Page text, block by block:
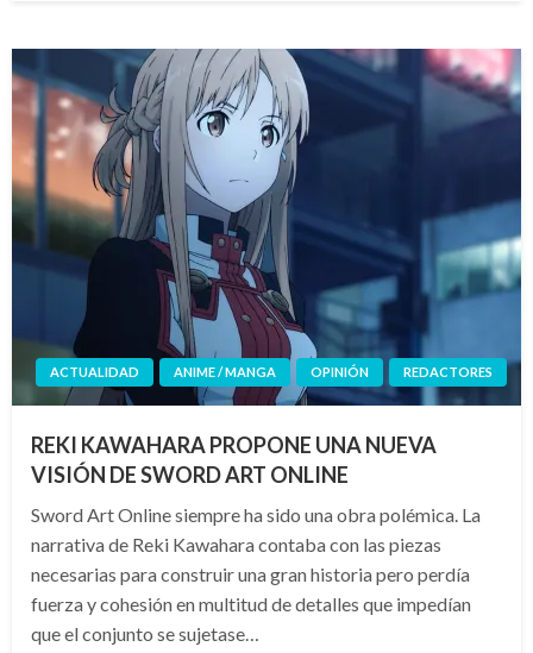
ACTUALIDAD ANIME / MANGA OPINIÓN REDACTORES
REKI KAWAHARA PROPONE UNA NUEVA
VISIÓN DE SWORD ART ONLINE
Sword Art Online siempre ha sido una obra polémica. La
narrativa de Reki Kawahara contaba con las piezas
necesarias para construir una gran historia pero perdía
fuerza y cohesión en multitud de detalles que impedían
que el conjunto se sujetase…